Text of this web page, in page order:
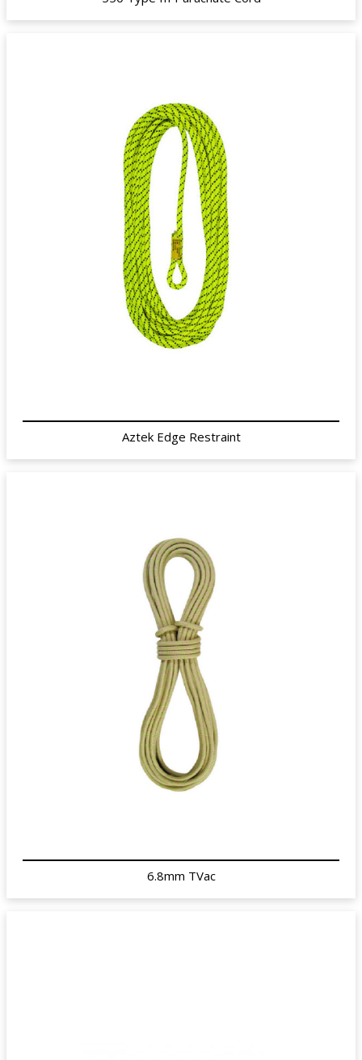
Aztek Edge Restraint
6.8mm TVac